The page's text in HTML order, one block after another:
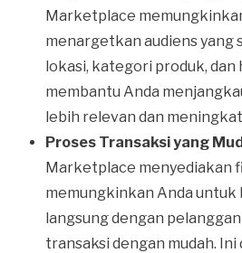
Marketplace
menargetkan audiens yang
lokasi, kategori produk, dan
membantu Anda
lebih relevan dan
Proses Transaksi yang
Marketplace menyediakan
memungkinkan Anda
langsung dengan
transaksi dengan mudah.